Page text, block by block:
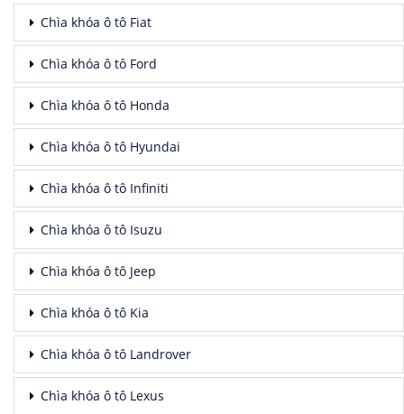
Chìa khóa ô tô Fiat
Chìa khóa ô tô Ford
Chìa khóa ô tô Honda
Chìa khóa ô tô Hyundai
Chìa khóa ô tô Infiniti
Chìa khóa ô tô Isuzu
Chìa khóa ô tô Jeep
Chìa khóa ô tô Kia
Chìa khóa ô tô Landrover
Chìa khóa ô tô Lexus